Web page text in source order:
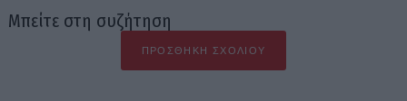
Μπείτε στη συζήτηση
ΠΡΟΣΘΉΚΗ ΣΧΟΛΊΟΥ